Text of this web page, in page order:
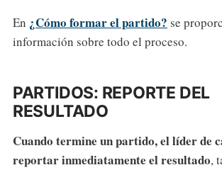
En ¿Cómo formar el partido? se
información sobre todo el proceso.
PARTIDOS: REPORTE DEL
RESULTADO
Cuando termine un partido, el líder de
reportar inmediatamente el resultado,